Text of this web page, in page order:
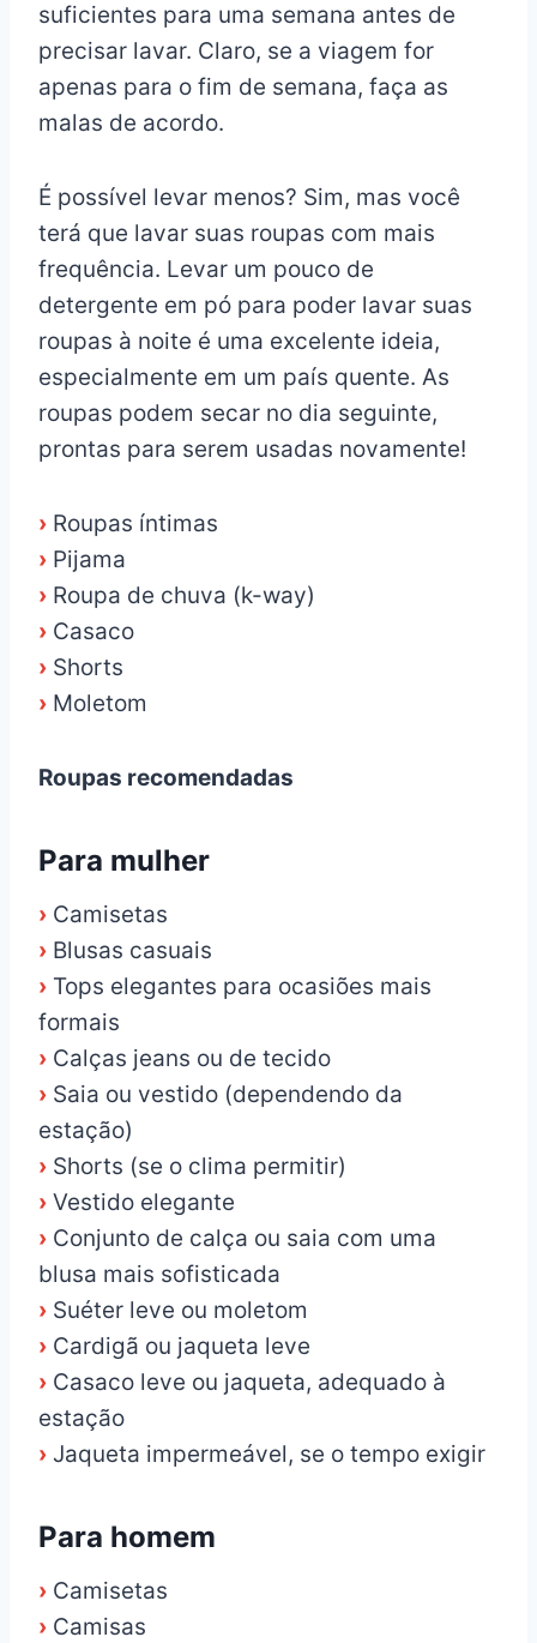
suficientes para uma semana antes de
precisar lavar. Claro, se a viagem for
apenas para o fim de semana, faça as
malas de acordo.
É possível levar menos? Sim, mas você
terá que lavar suas roupas com mais
frequência. Levar um pouco de
detergente em pó para poder lavar suas
roupas à noite é uma excelente ideia,
especialmente em um país quente. As
roupas podem secar no dia seguinte,
prontas para serem usadas novamente!
› Roupas íntimas
› Pijama
› Roupa de chuva (k-way)
› Casaco
› Shorts
› Moletom
Roupas recomendadas
Para mulher
› Camisetas
› Blusas casuais
› Tops elegantes para ocasiões mais
formais
› Calças jeans ou de tecido
› Saia ou vestido (dependendo da
estação)
› Shorts (se o clima permitir)
› Vestido elegante
› Conjunto de calça ou saia com uma
blusa mais sofisticada
› Suéter leve ou moletom
› Cardigã ou jaqueta leve
› Casaco leve ou jaqueta, adequado à
estação
› Jaqueta impermeável, se o tempo exigir
Para homem
› Camisetas
› Camisas